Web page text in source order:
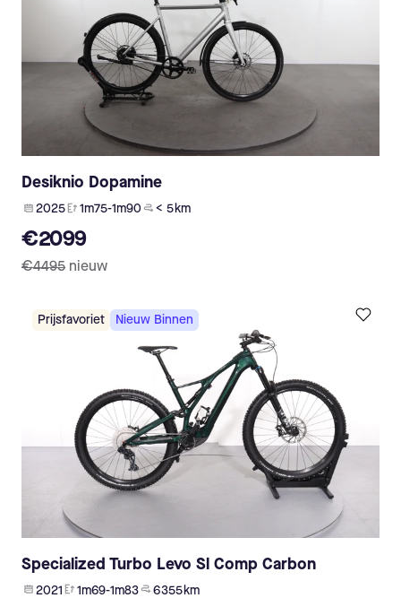
Desiknio Dopamine
2025 1m75-1m90 < 5 km
€2099
€4495 nieuw
Prijsfavoriet Nieuw Binnen
Specialized Turbo Levo Sl Comp Carbon
2021 1m69-1m83 6 355 km